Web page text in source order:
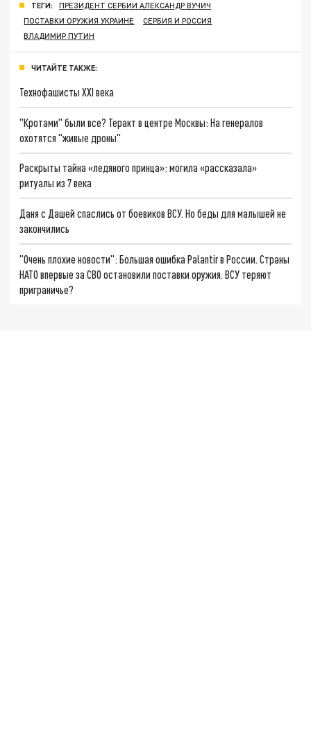
ТЕГИ:
ПРЕЗИДЕНТ СЕРБИИ АЛЕКСАНДР ВУЧИЧ
ПОСТАВКИ ОРУЖИЯ УКРАИНЕ
СЕРБИЯ И РОССИЯ
ВЛАДИМИР ПУТИН
ЧИТАЙТЕ ТАКЖЕ:
Технофашисты XXI века
"Кротами" были все? Теракт в центре Москвы: На генералов
охотятся "живые дроны"
Раскрыты тайна «ледяного принца»: могила «рассказала»
ритуалы из 7 века
Даня с Дашей спаслись от боевиков ВСУ. Но беды для малышей не
закончились
"Очень плохие новости": Большая ошибка Palantir в России. Страны
НАТО впервые за СВО остановили поставки оружия. ВСУ теряют
приграничье?